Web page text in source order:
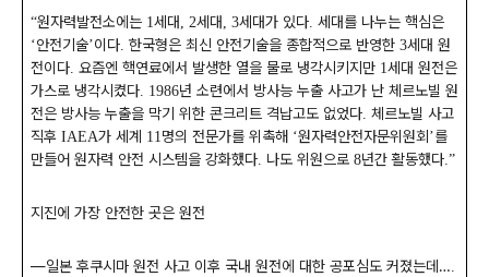
“원자력발전소에는 1세대 , 2세대 , 3세대가 있다. 세대를 나누는 핵심은
‘안전기술’이다. 한국형은 최신 안전기술을 종합적으로 반영한 3세대 원
전이다. 요즘엔 핵연료에서 발생한 열을 물로 냉각시키지만 1세대 원전은
가스로 냉각시켰다. 1986년 소련에서 방사능 누출 사고가 난 체르노빌 원
전은 방사능 누출을 막기 위한 콘크리트 격납고도 없었다. 체르노빌 사고
직후 IAEA가 세계 11명의 전문가를 위촉해 ‘원자력안전자문위원회 ’를
만들어 원자력 안전 시스템을 강화했다. 나도 위원으로 8년간 활동했다.”
지진에 가장 안전한 곳은 원전
―일본 후쿠시마 원전 사고 이후 국내 원전에 대한 공포심도 커졌는데 ….